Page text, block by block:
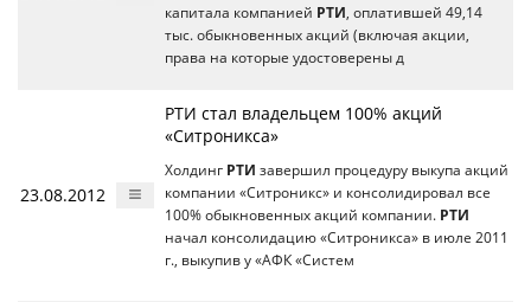
капитала компанией РТИ , оплатившей 49,14
тыс. обыкновенных акций (включая акции,
права на которые удостоверены д
23.08.2012
РТИ стал владельцем 100% акций
«Ситроникса»
Холдинг РТИ завершил процедуру выкупа акций
компании «Ситроникс» и консолидировал все
100% обыкновенных акций компании. РТИ
начал консолидацию «Ситроникса» в июле 2011
г., выкупив у «АФК «Систем